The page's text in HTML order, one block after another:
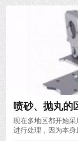
喷砂、抛丸的
现在多地区都开始
进行处理，因为本身